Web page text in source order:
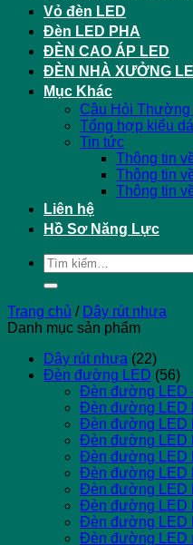
Vỏ đèn LED
Đèn LED PHA
ĐÈN CAO ÁP LED
ĐÈN NHÀ XƯỞNG
Mục Khác
Câu Hỏi Thường
Tổng hợp kiểu
Tin tức
Thông tin
Thông tin
Thông tin
Liên hệ
Hồ Sơ Năng Lực
Tìm
kiếm:
Trang chủ / Dây rút nhựa
Danh mục sản phẩm
Dây rút nhựa (22)
Đèn đường LED (56)
Đèn đường LED
Đèn đường LED
Đèn đường LED
Đèn đường LED
Đèn đường LED
Đèn đường LED
Đèn đường LED
Đèn đường LED
Đèn đường LED
Đèn đường LED